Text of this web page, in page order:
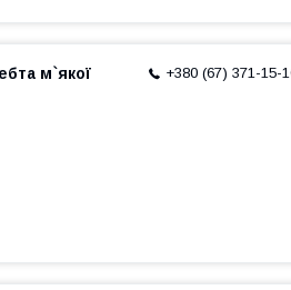
+380 (67) 371-15-
м`якої